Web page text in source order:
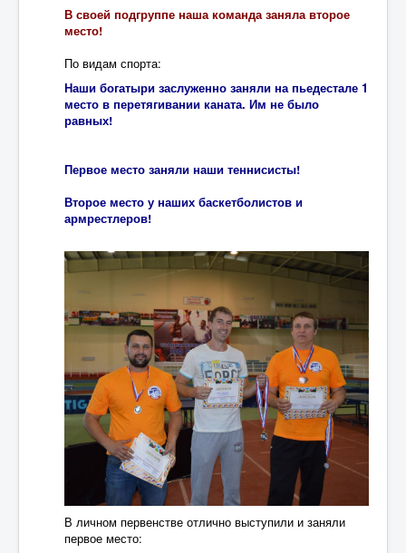
В своей подгруппе наша команда заняла второе
место!
По видам спорта:
Наши богатыри заслуженно заняли на пьедестале 1
место в перетягивании каната. Им не было
равных!
Первое место заняли наши теннисисты!
Второе место у наших баскетболистов и
армрестлеров!
В личном первенстве отлично выступили и заняли
первое место: